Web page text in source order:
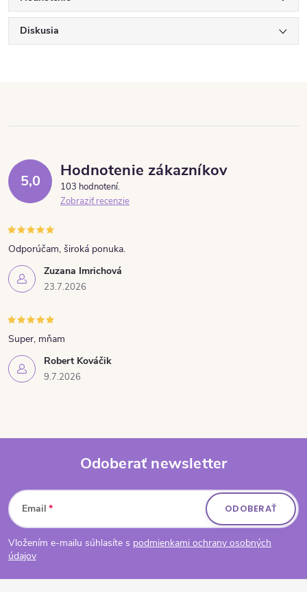
Diskusia
5,0
Hodnotenie zákazníkov
103 hodnotení
Zobraziť recenzie
Zuzana Imrichová
23.7.2026
Odporúčam, široká ponuka.
Robert Kováčik
9.7.2026
Super, mňam
Zápätie
Odoberať newsletter
Email
Vložením e-mailu súhlasíte s podmienkami ochrany osobných
údajov
ODOBERAŤ